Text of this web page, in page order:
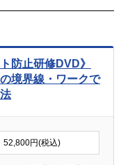
防止研修DVD》
境界線・ワークで
52,800円(税込)